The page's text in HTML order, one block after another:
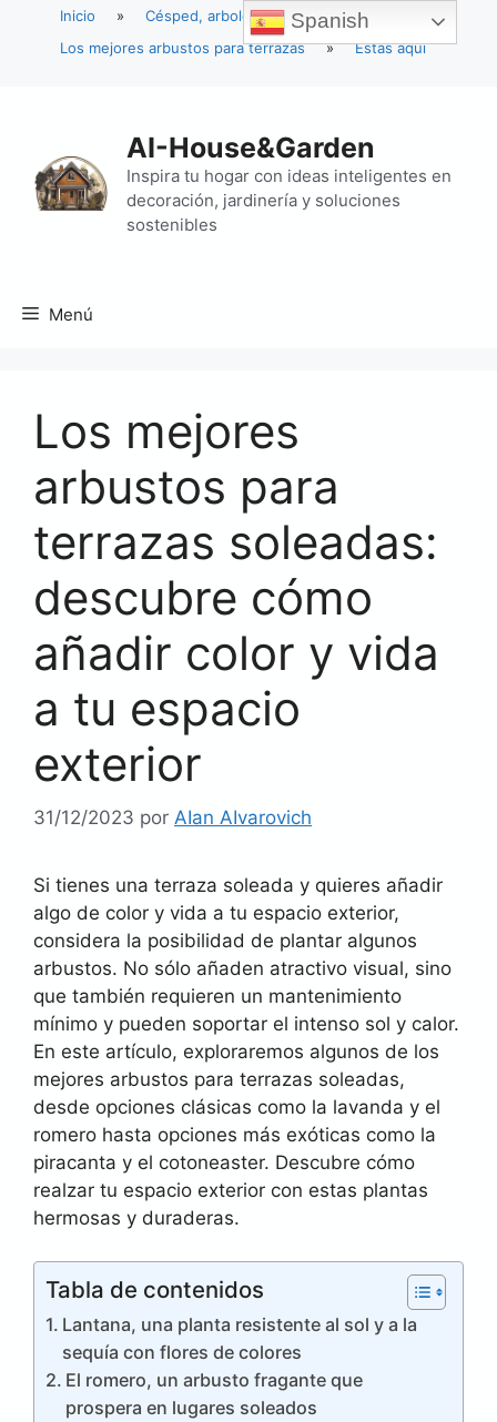
Inicio » Césped, arboles y arbustos
»
Los mejores arbustos para terrazas
» Estás aquí
contenido
AI-House&Garden
Inspira tu hogar con ideas inteligentes en
decoración, jardinería y soluciones
sostenibles
Menú
Los mejores
arbustos para
terrazas soleadas:
descubre cómo
añadir color y vida
a tu espacio
exterior
31/12/2023 por AIan AIvarovich
Si tienes una terraza soleada y quieres añadir
algo de color y vida a tu espacio exterior,
considera la posibilidad de plantar algunos
arbustos. No sólo añaden atractivo visual, sino
que también requieren un mantenimiento
mínimo y pueden soportar el intenso sol y calor.
En este artículo, exploraremos algunos de los
mejores arbustos para terrazas soleadas,
desde opciones clásicas como la lavanda y el
romero hasta opciones más exóticas como la
piracanta y el cotoneaster. Descubre cómo
realzar tu espacio exterior con estas plantas
hermosas y duraderas.
Tabla de contenidos
Lantana, una planta resistente al sol y a la
sequía con flores de colores
El romero, un arbusto fragante que
prospera en lugares soleados
Spanish